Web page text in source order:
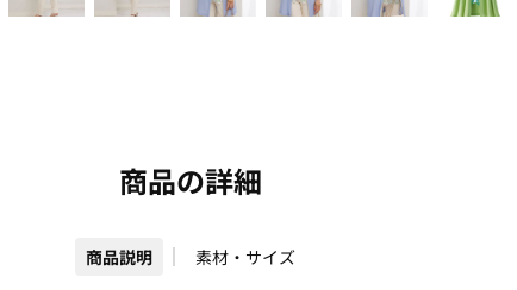
商品の詳細
商品説明 素材・サイズ